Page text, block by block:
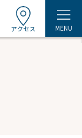
アクセス MENU